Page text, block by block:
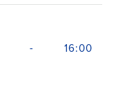
- 16:00